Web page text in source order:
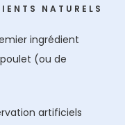
NATURELS
ingrédient
(ou de
artificiels